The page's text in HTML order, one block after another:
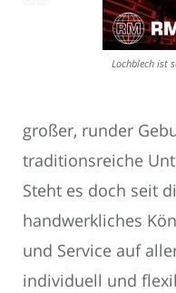
Lochblech ist
großer, runder
traditionsreiche
Steht es doch seit
handwerkliches
und Service auf
individuell und